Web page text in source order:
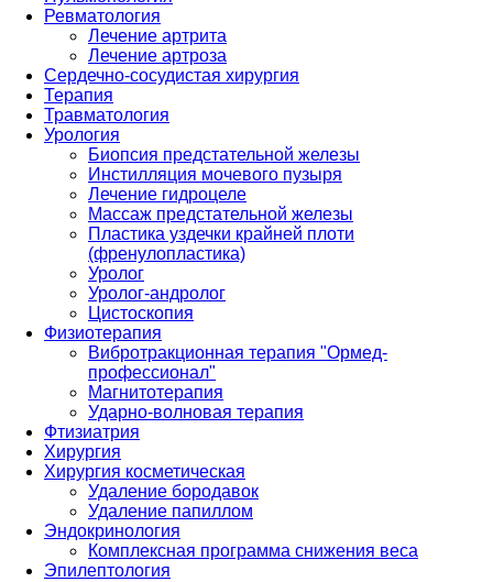
Ревматология
Лечение артрита
Лечение артроза
Сердечно-сосудистая хирургия
Терапия
Травматология
Урология
Биопсия предстательной железы
Инстилляция мочевого пузыря
Лечение гидроцеле
Массаж предстательной железы
Пластика уздечки крайней плоти
(френулопластика)
Уролог
Уролог-андролог
Цистоскопия
Физиотерапия
Вибротракционная терапия "Ормед-
профессионал"
Магнитотерапия
Ударно-волновая терапия
Фтизиатрия
Хирургия
Хирургия косметическая
Удаление бородавок
Удаление папиллом
Эндокринология
Комплексная программа снижения веса
Эпилептология